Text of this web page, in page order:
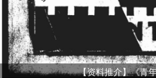
【资料推介】《青